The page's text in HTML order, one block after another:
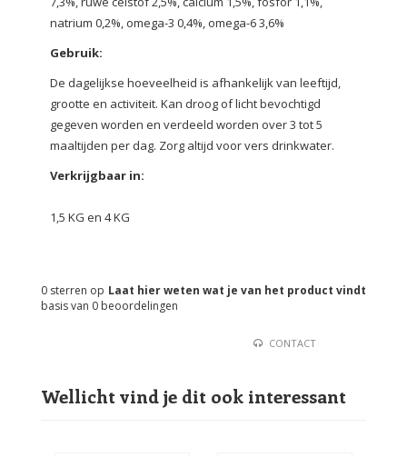
natrium 0,2%, omega-3 0,4%, omega-6 3,6%
Gebruik:
De dagelijkse hoeveelheid is afhankelijk van leeftijd,
grootte en activiteit. Kan droog of licht bevochtigd
gegeven worden en verdeeld worden over 3 tot 5
maaltijden per dag. Zorg altijd voor vers drinkwater.
Verkrijgbaar in:
1,5 KG en 4 KG
Laat hier weten wat je van het product vindt
0 sterren op
basis van 0 beoordelingen
CONTACT
Wellicht vind je dit ook interessant